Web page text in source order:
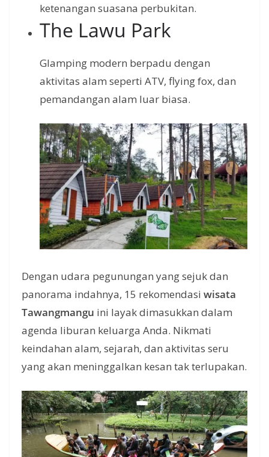
ketenangan suasana perbukitan.
The Lawu Park
Glamping modern berpadu dengan
aktivitas alam seperti ATV, flying fox, dan
pemandangan alam luar biasa.
Dengan udara pegunungan yang sejuk dan
panorama indahnya, 15 rekomendasi wisata
Tawangmangu ini layak dimasukkan dalam
agenda liburan keluarga Anda. Nikmati
keindahan alam, sejarah, dan aktivitas seru
yang akan meninggalkan kesan tak terlupakan.